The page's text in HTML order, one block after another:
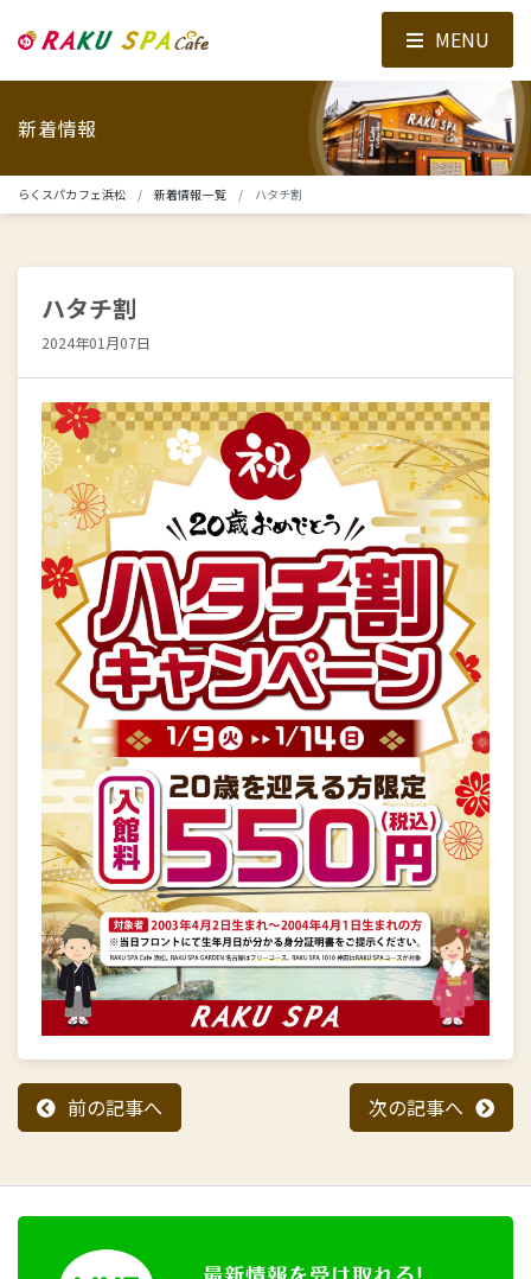
新着情報
らくスパカフェ浜松 新着情報一覧 ハタチ割
ハタチ割
2024年01月07日
前の記事へ 次の記事へ
MENU